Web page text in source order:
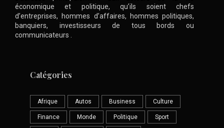
économique et politique, qu’ils soient chefs
d’entreprises, hommes d’affaires, hommes politiques,
banquiers, investisseurs de tous bords ou
communicateurs .
Catégories
Afrique Autos Business Culture
Finance Monde Politique Sport